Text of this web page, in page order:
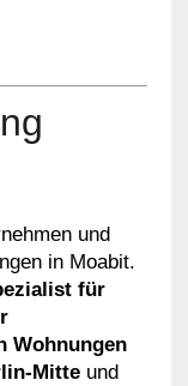
und
in Moabit.
für
Wohnungen
Mitteund